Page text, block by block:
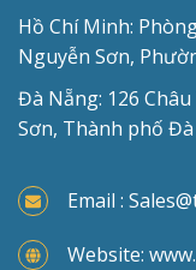
Hồ Chí Minh:
Nguyễn Sơn,
Đà Nẵng: 126
Sơn, Thành phố
Email :
Website: